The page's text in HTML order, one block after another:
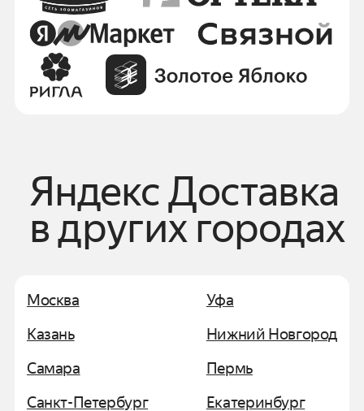
Яндекс Доставка
в других городах
Москва
Казань
Самара
Санкт-Петербург
Уфа
Нижний Новгород
Пермь
Екатеринбург